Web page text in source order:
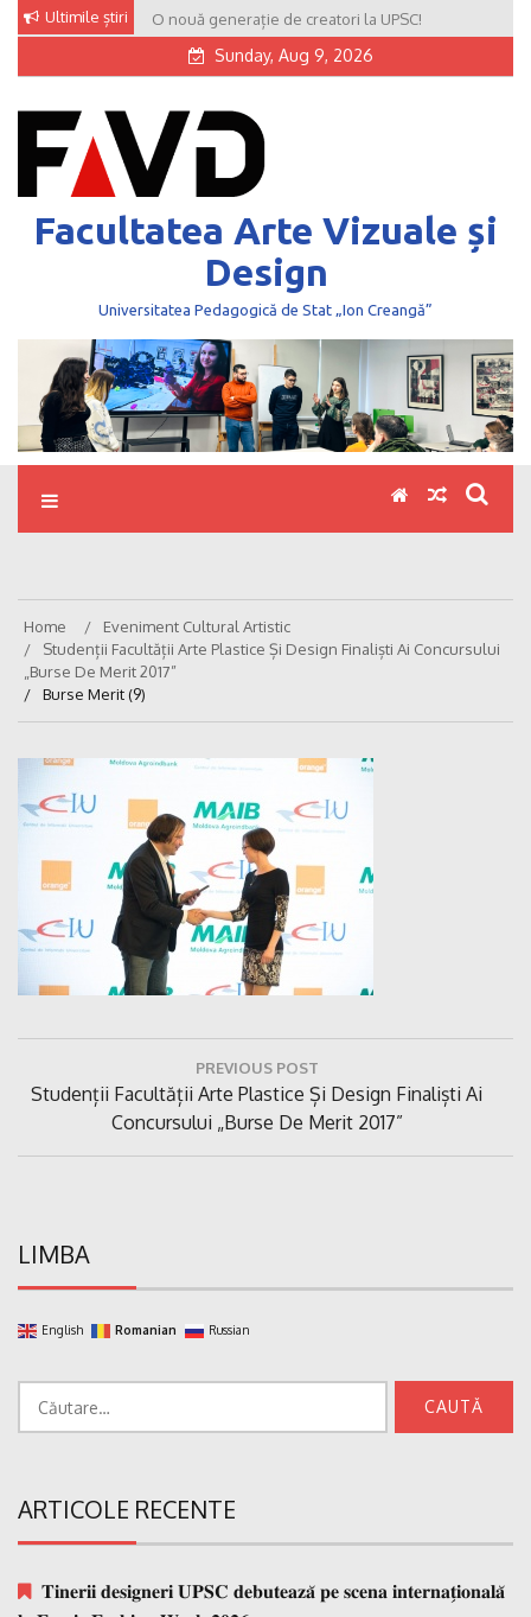
Skip
content
Ultimile știri O nouă generație de creatori la UPSC!
Sunday, Aug 9, 2026
Facultatea Arte Vizuale și
Design
Universitatea Pedagogică de Stat „Ion Creangă”
Home
Eveniment Cultural Artistic
Studenții Facultății Arte Plastice Și Design Finaliști Ai Concursului
„Burse De Merit 2017”
Burse Merit (9)
articole
PREVIOUS POST
Previous
Studenții Facultății Arte Plastice Și Design Finaliști Ai
Concursului „Burse De Merit 2017”
LIMBA
English Romanian Russian
ARTICOLE RECENTE
𝐓𝐢𝐧𝐞𝐫𝐢𝐢 𝐝𝐞𝐬𝐢𝐠𝐧𝐞𝐫𝐢 𝐔𝐏𝐒𝐂 𝐝𝐞𝐛𝐮𝐭𝐞𝐚𝐳𝐚̆ 𝐩𝐞 𝐬𝐜𝐞𝐧𝐚 𝐢𝐧𝐭𝐞𝐫𝐧𝐚𝐭̗𝐢𝐨𝐧𝐚𝐥𝐚̆